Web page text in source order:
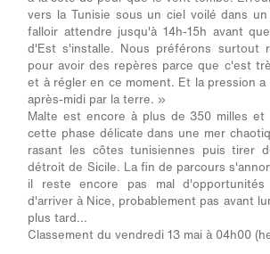
vers la Tunisie sous un ciel voilé dans
falloir attendre jusqu'à 14h-15h avant
d'Est s'installe. Nous préférons surtout
pour avoir des repères parce que c'est
et à régler en ce moment. Et la pression
après-midi par la terre. »
Malte est encore à plus de 350 milles et
cette phase délicate dans une mer
rasant les côtes tunisiennes puis tirer
détroit de Sicile. La fin de parcours
il reste encore pas mal
d'arriver à Nice, probablement pas avant
plus tard...
Classement du vendredi 13 mai à 04h00